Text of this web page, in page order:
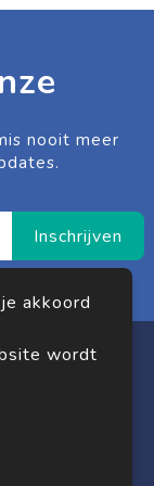
nooit meer
akkoord
wordt